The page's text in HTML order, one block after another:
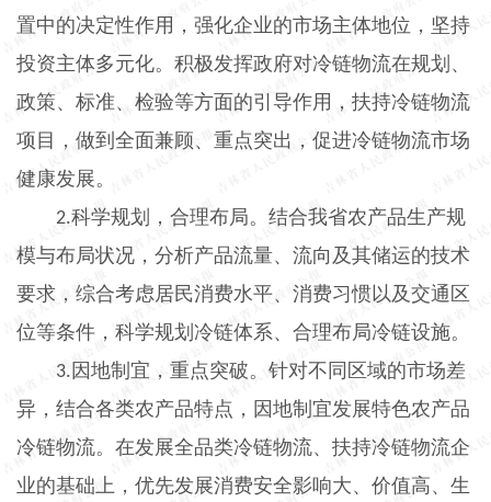
置中的决定性作用，强化企业的市场主体地位，坚持
投资主体多元化。积极发挥政府对冷链物流在规划、
政策、标准、检验等方面的引导作用，扶持冷链物流
项目，做到全面兼顾、重点突出，促进冷链物流市场
健康发展。
2.科学规划，合理布局。结合我省农产品生产规
模与布局状况，分析产品流量、流向及其储运的技术
要求，综合考虑居民消费水平、消费习惯以及交通区
位等条件，科学规划冷链体系、合理布局冷链设施。
3. 因地制宜，重点突破。针对不同区域的市场差
异，结合各类农产品特点，因地制宜发展特色农产品
冷链物流。在发展全品类冷链物流、扶持冷链物流企
业的基础上，优先发展消费安全影响大、价值高、生